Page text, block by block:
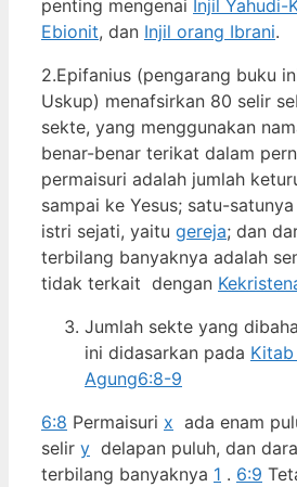
penting mengenai Injil Yahudi-
Ebionit, dan Injil orang Ibrani.
2.Epifanius (pengarang buku
Uskup) menafsirkan 80 selir
sekte, yang menggunakan
benar-benar terikat dalam
permaisuri adalah jumlah
sampai ke Yesus; satu-
istri sejati, yaitu gereja; dan
terbilang banyaknya adalah
tidak terkait dengan
Jumlah sekte yang
ini didasarkan pada
Agung6:8-9
6:8 Permaisuri x ada enam
selir y delapan puluh, dan
terbilang banyaknya 1 . 6:9